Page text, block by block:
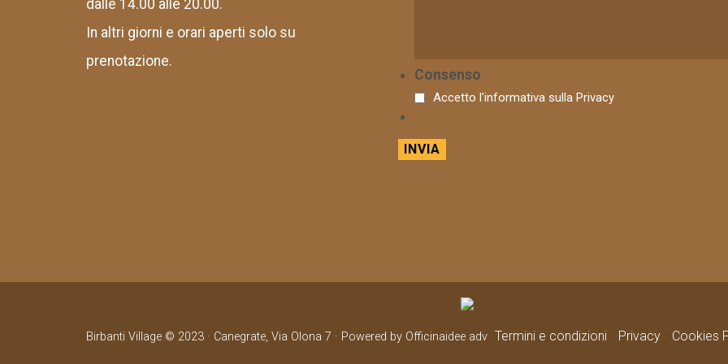
dalle 14.00 alle 20.00.
In altri giorni e orari aperti solo su
prenotazione.
Consenso
Accetto l'informativa sulla Privacy
Birbanti Village © 2023 · Canegrate, Via Olona 7 · Powered by Officinaidee adv Termini e condizioni Privacy Cookies